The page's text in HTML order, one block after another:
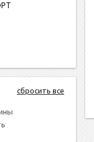
сбросить все